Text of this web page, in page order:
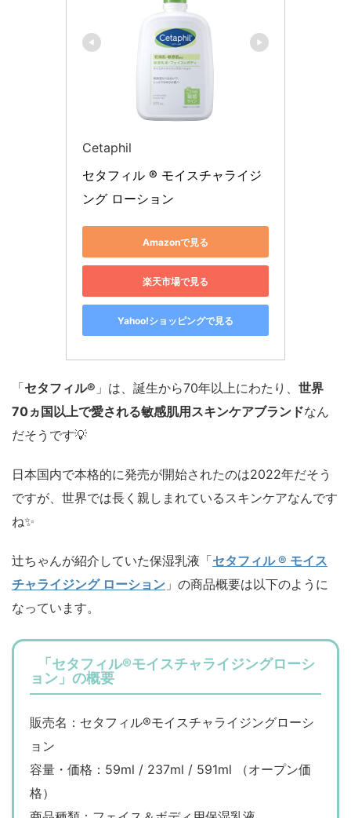
Cetaphil
セタフィル ® モイスチャライジ
ング ローション
Amazonで見る
楽天市場で見る
Yahoo!ショッピングで見る
「セタフィル® 」は、誕生から70年以上にわたり、 世界
70ヵ国以上で愛される敏感肌用スキンケアブランドなん
だそうです💡
日本国内で本格的に発売が開始されたのは2022年だそう
ですが、世界では長く親しまれているスキンケアなんです
ね✨
辻ちゃんが紹介していた保湿乳液「セタフィル ® モイス
チャライジング ローション 」の商品概要は以下のように
なっています。
「セタフィル®モイスチャライジングローシ
ョン」の概要
販売名：セタフィル®モイスチャライジングローシ
ョン
容量・価格：59ml / 237ml / 591ml （オープン価
格）